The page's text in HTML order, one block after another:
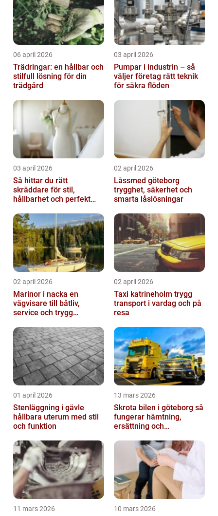
06 april 2026
Trädringar: en hållbar och
stilfull lösning för din
trädgård
03 april 2026
Pumpar i industrin – så
väljer företag rätt teknik
för säkra flöden
03 april 2026
Så hittar du rätt
skräddare för stil,
hållbarhet och perfekt
02 april 2026
Låssmed göteborg
trygghet, säkerhet och
smarta låslösningar
02 april 2026
Marinor i nacka en
vägvisare till båtliv,
service och trygg
02 april 2026
Taxi katrineholm trygg
transport i vardag och på
resa
01 april 2026
Stenläggning i gävle
hållbara uterum med stil
och funktion
13 mars 2026
Skrota bilen i göteborg så
fungerar hämtning,
ersättning och
11 mars 2026 10 mars 2026